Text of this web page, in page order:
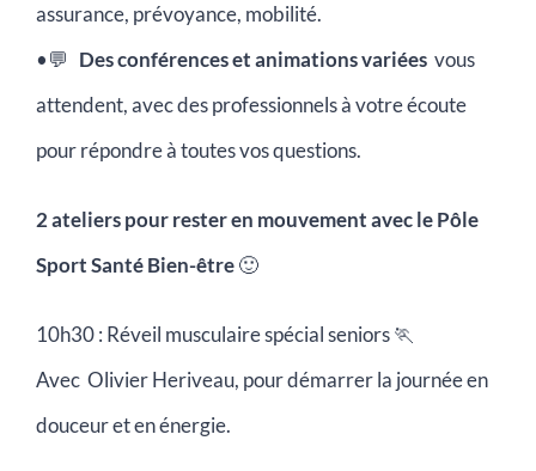
assurance, prévoyance, mobilité.
•💬 Des conférences et animations variées vous
attendent, avec des professionnels à votre écoute
pour répondre à toutes vos questions.
2 ateliers pour rester en mouvement avec lePôle
Sport Santé Bien-être🙂
10h30 : Réveil musculaire spécial seniors 🏃
Avec Olivier Heriveau, pour démarrer la journée en
douceur et en énergie.